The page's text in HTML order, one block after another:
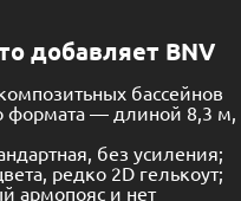
добавляет BNV
бассейнов
формата — длиной 8,3 м,
без усиления;
редко 2D гелькоут;
армопояс и нет